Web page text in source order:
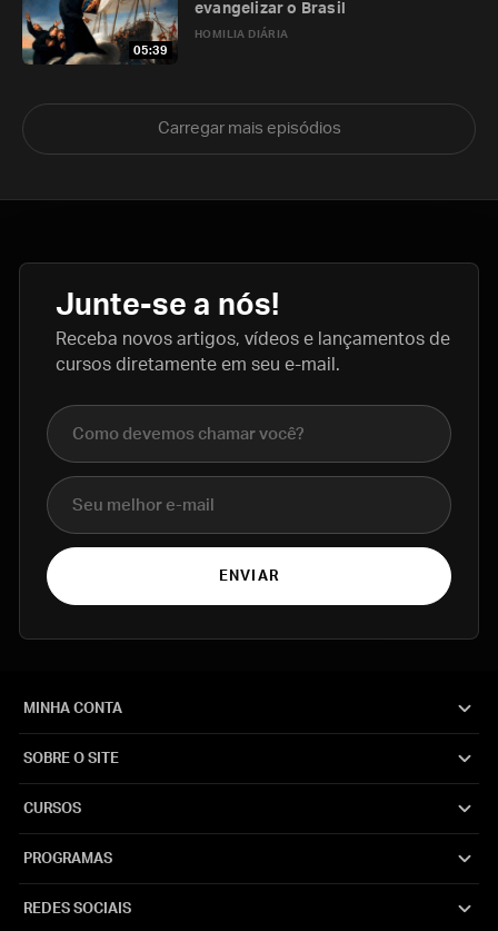
05:39
HOMILIA DIÁRIA
evangelizar o Brasil
Carregar mais episódios
Junte-se a nós!
Receba novos artigos, vídeos e lançamentos de
cursos diretamente em seu e-mail.
Nome completo
E-mail
ENVIAR
MINHA CONTA
SOBRE O SITE
CURSOS
PROGRAMAS
REDES SOCIAIS